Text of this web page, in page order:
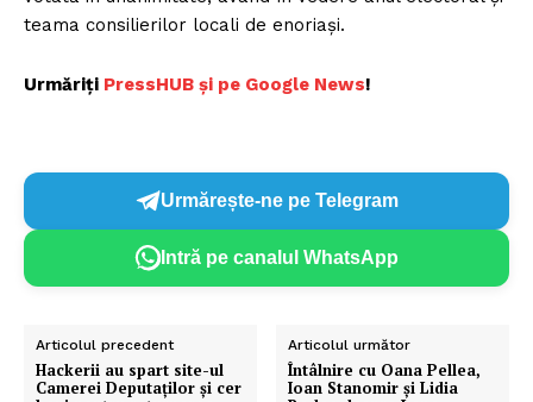
teama consilierilor locali de enoriași.
Urmăriți PressHUB și pe Google News!
Urmărește-ne pe Telegram
Intră pe canalul WhatsApp
Articolul precedent
Hackerii au spart site-ul
Camerei Deputaților și cer
Articolul următor
Întâlnire cu Oana Pellea,
Ioan Stanomir și Lidia